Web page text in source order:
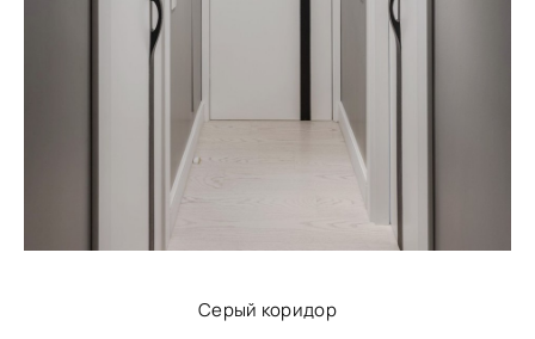
Серый коридор